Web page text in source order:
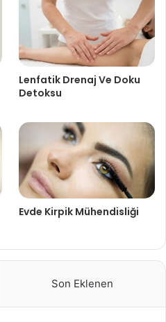
Lenfatik Drenaj Ve Doku
Detoksu
Evde Kirpik Mühendisliği
Son Eklenen